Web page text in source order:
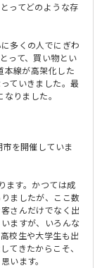
ってどのような存
多くの人でにぎわ
って、買い物とい
本線が高架化した
ていきました。最
りました。
を開催していま
ます。かつては成
ましたが、ここ数
さんだけでなく出
ますが、いろんな
校生や大学生も出
てきたからこそ、
います。